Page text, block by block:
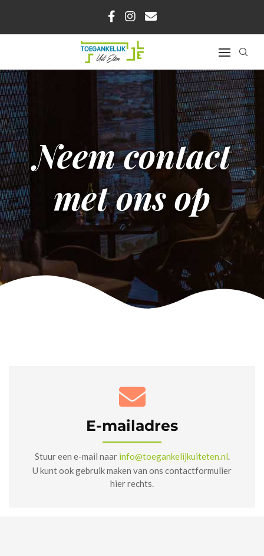
Neem contact
met ons op
E-mailadres
Stuur een e-mail naar info@toegankelijkuiteten.nl.
U kunt ook gebruik maken van ons contactformulier
hier rechts.